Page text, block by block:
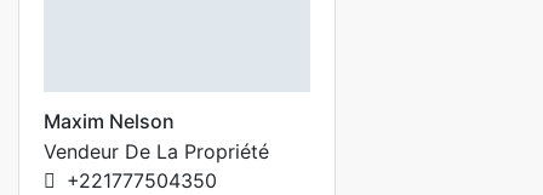
Maxim Nelson
Vendeur De La Propriété
+221777504350